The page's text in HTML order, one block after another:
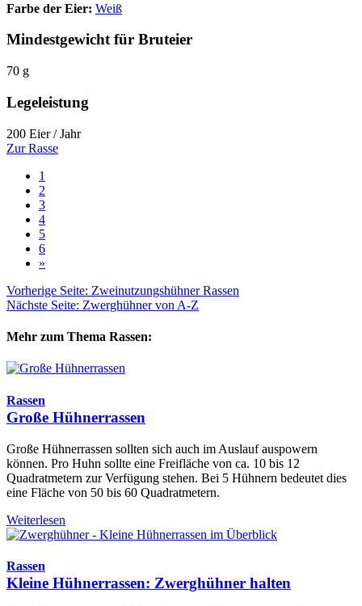
Farbe der Eier: Weiß
Mindestgewicht für Bruteier
70 g
Legeleistung
200 Eier / Jahr
Zur Rasse
1
2
3
4
5
6
»
Vorherige Seite: Zweinutzungshühner Rassen
Nächste Seite: Zwerghühner von A-Z
Mehr zum Thema Rassen:
Rassen
Große Hühnerrassen
Große Hühnerrassen sollten sich auch im Auslauf auspowern
können. Pro Huhn sollte eine Freifläche von ca. 10 bis 12
Quadratmetern zur Verfügung stehen. Bei 5 Hühnern bedeutet dies
eine Fläche von 50 bis 60 Quadratmetern.
Weiterlesen
Rassen
Kleine Hühnerrassen: Zwerghühner halten